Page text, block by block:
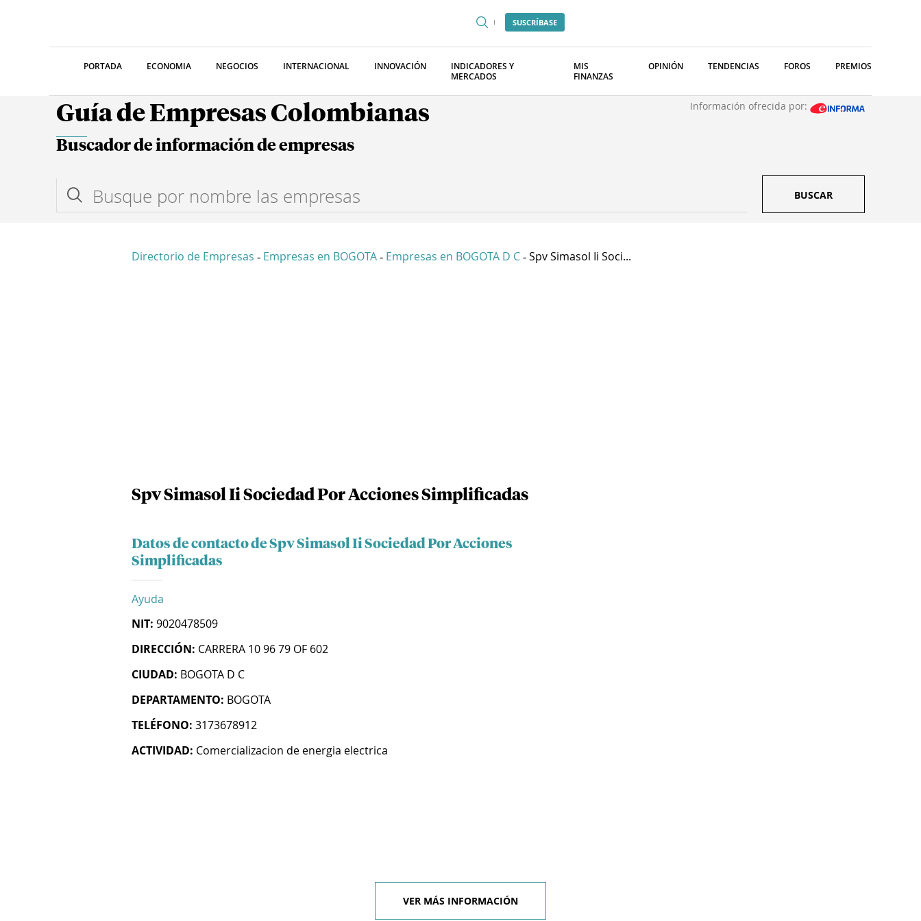
SUSCRÍBASE
PORTADA ECONOMIA NEGOCIOS INTERNACIONAL INNOVACIÓN
INDICADORES Y
MERCADOS
MIS
FINANZAS
OPINIÓN TENDENCIAS FOROS PREMIOS
Guía de Empresas Colombianas Información ofrecida por:
Buscador de información de empresas
BUSCAR
Directorio de Empresas - Empresas en BOGOTA - Empresas en BOGOTA D C - Spv Simasol Ii Soci...
Spv Simasol Ii Sociedad Por Acciones Simplificadas
Datos de contacto de Spv Simasol Ii Sociedad Por Acciones
Simplificadas
Ayuda
NIT: 9020478509
DIRECCIÓN: CARRERA 10 96 79 OF 602
CIUDAD: BOGOTA D C
DEPARTAMENTO: BOGOTA
TELÉFONO: 3173678912
ACTIVIDAD: Comercializacion de energia electrica
VER MÁS INFORMACIÓN